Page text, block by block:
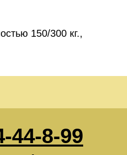
150/300 кг.,
44-8-99